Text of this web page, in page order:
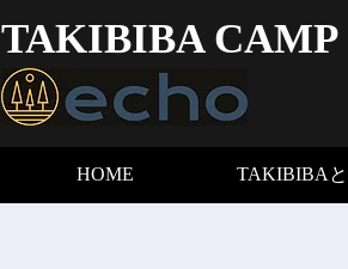
TAKIBIBA CAMP
HOME TAKIBIBA